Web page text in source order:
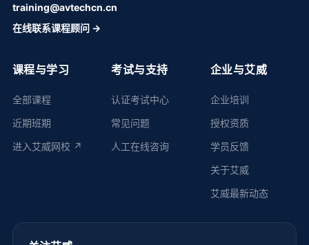
training@avtechcn.cn
在线联系课程顾问 →
课程与学习
全部课程
近期班期
进入艾威网校 ↗
考试与支持
认证考试中心
常见问题
人工在线咨询
企业与艾威
企业培训
授权资质
学员反馈
关于艾威
艾威最新动态